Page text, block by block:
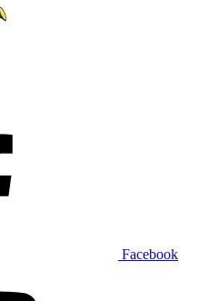
Facebook